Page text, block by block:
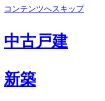
コンテンツへスキップ
中古戸建
新築